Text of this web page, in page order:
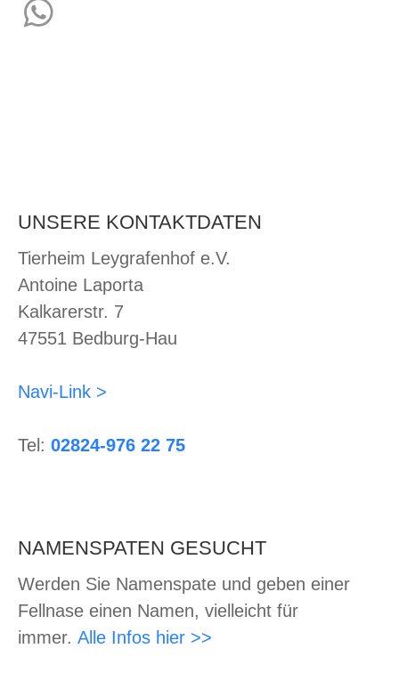
Twitter
UNSERE KONTAKTDATEN
Tierheim Leygrafenhof e.V.
Antoine Laporta
Kalkarerstr. 7
47551 Bedburg-Hau
Navi-Link >
Tel: 02824-976 22 75
NAMENSPATEN GESUCHT
Werden Sie Namenspate und geben einer
Fellnase einen Namen, vielleicht für
immer. Alle Infos hier >>